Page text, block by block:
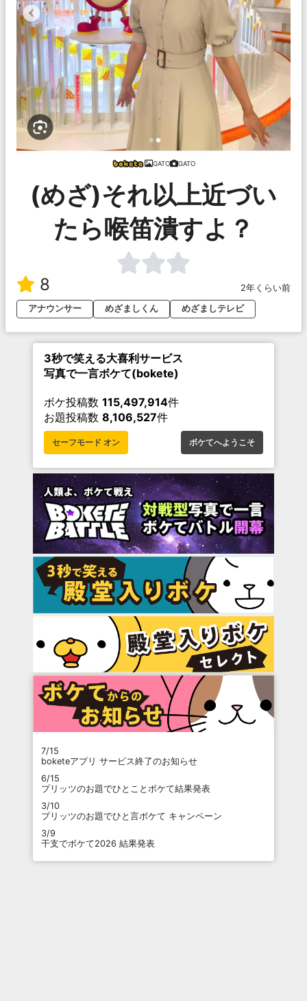
GATO GATO
(めざ)それ以上近づい
たら喉笛潰すよ？
8
2年くらい前
アナウンサー
めざましくん めざましテレビ
3秒で笑える大喜利サービス
写真で一言ボケて(bokete)
ボケ投稿数 115,497,914件
お題投稿数 8,106,527件
セーフモード オン ボケてへようこそ
7/15
boketeアプリ サービス終了のお知らせ
6/15
プリッツのお題でひとことボケて結果発表
3/10
プリッツのお題でひと言ボケて キャンペーン
3/9
干支でボケて2026 結果発表